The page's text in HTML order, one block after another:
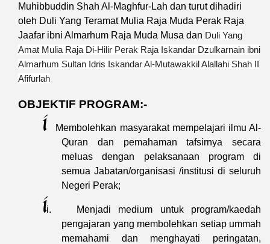
Muhibbuddin Shah Al-Maghfur-Lah dan turut dihadiri
oleh Duli Yang Teramat Mulia Raja Muda Perak Raja
Jaafar ibni Almarhum Raja Muda Musa dan Duli Yang
Amat Mulia Raja Di-Hilir Perak Raja Iskandar Dzulkarnain ibni
Almarhum Sultan Idris Iskandar Al-Mutawakkil Alallahi Shah II
Afifurlah
OBJEKTIF PROGRAM:-
i
Membolehkan masyarakat mempelajari ilmu Al-
Quran dan pemahaman tafsirnya secara
meluas dengan pelaksanaan program di
semua Jabatan/organisasi /institusi di seluruh
Negeri Perak;
ii.
Menjadi medium untuk program/kaedah
pengajaran yang membolehkan setiap ummah
memahami dan menghayati peringatan,